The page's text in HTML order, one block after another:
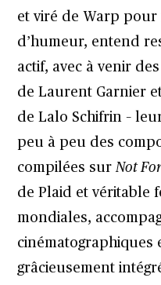
et viré de Warp
d’humeur, entend
actif, avec à venir
de Laurent Garnier
de Lalo Schifrin –
peu à peu des
compilées surNot
de Plaid et véritable
mondiales,
cinématographiques
grâcieusement